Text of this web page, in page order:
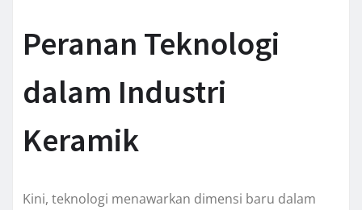
Peranan Teknologi
dalam Industri
Keramik
Kini, teknologi menawarkan dimensi baru dalam